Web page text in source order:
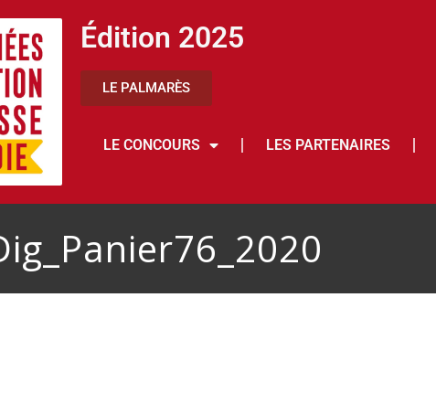
Édition 2025
LE PALMARÈS
LE CONCOURS LES PARTENAIRES